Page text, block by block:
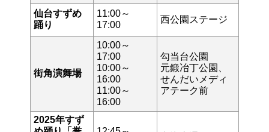
仙台すずめ
踊り
11:00～
17:00
西公園ステージ
街角演舞場
10:00～
17:00
10:00～
16:00
11:00～
16:00
勾当台公園
元鍛冶丁公園、
せんだいメディ
アテーク前
2025年すず